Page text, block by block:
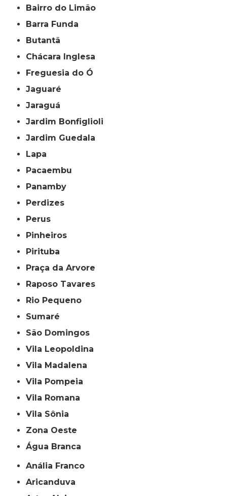
Bairro do Limão
Barra Funda
Butantã
Chácara Inglesa
Freguesia do Ó
Jaguaré
Jaraguá
Jardim Bonfiglioli
Jardim Guedala
Lapa
Pacaembu
Panamby
Perdizes
Perus
Pinheiros
Pirituba
Praça da Arvore
Raposo Tavares
Rio Pequeno
Sumaré
São Domingos
Vila Leopoldina
Vila Madalena
Vila Pompeia
Vila Romana
Vila Sônia
Zona Oeste
Água Branca
Anália Franco
Aricanduva